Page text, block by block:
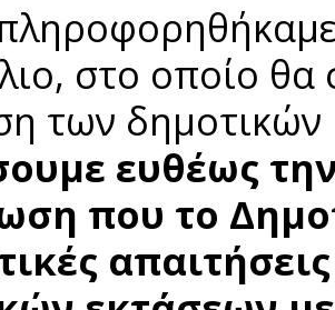
στο οποίο θα
των
ευθέως
που το